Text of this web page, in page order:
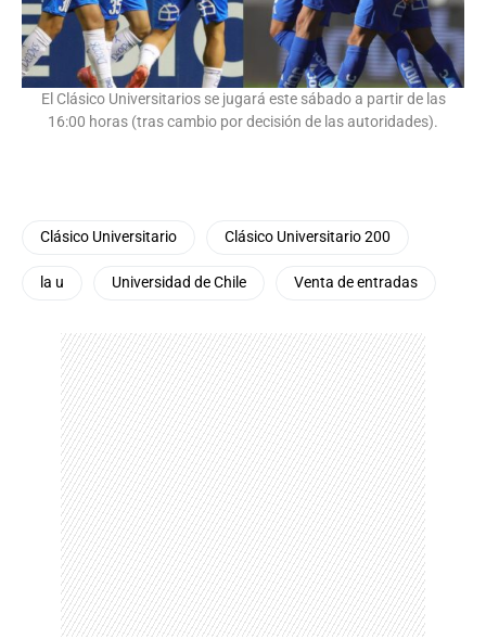
El Clásico Universitarios se jugará este sábado a partir de las
16:00 horas (tras cambio por decisión de las autoridades).
Clásico Universitario Clásico Universitario 200
la u Universidad de Chile Venta de entradas